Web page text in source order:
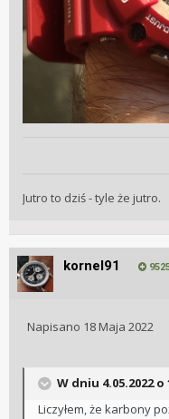
Jutro to dziś - tyle że jutro.
kornel91
Napisano 18 Maja 2022
W dniu 4.05.2022 o
Liczyłem, że karbony